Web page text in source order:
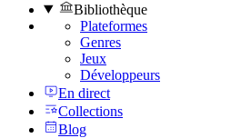
Bibliothèque
Plateformes
Genres
Jeux
Développeurs
En direct
Collections
Blog